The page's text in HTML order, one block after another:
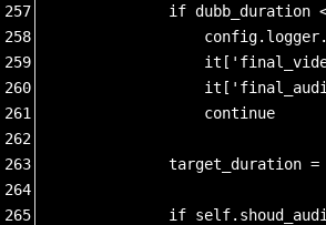
if dubb_duration
                continue
target_duration =
if
257
258
259
260
261
262
263
264
265